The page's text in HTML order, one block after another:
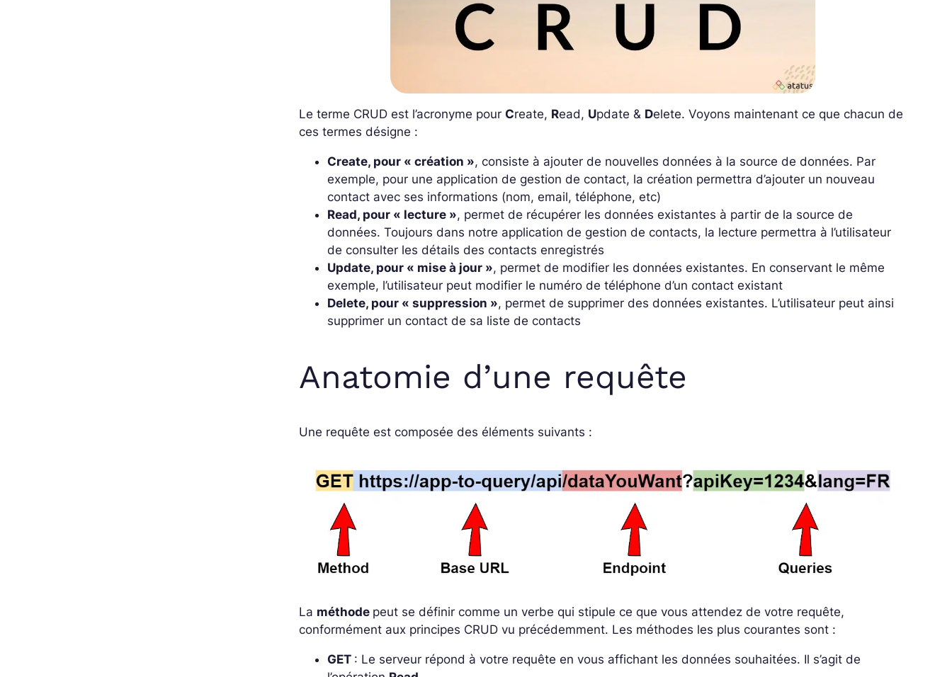
Le terme CRUD est l’acronyme pourCreate, Read, Update & Delete. Voyons maintenant ce que chacun de
ces termes désigne :
Create, pour « création », consiste à ajouter de nouvelles données à la source de données. Par
exemple, pour une application de gestion de contact, la création permettra d’ajouter un nouveau
contact avec ses informations (nom, email, téléphone, etc)
Read, pour « lecture », permet de récupérer les données existantes à partir de la source de
données. Toujours dans notre application de gestion de contacts, la lecture permettra à l’utilisateur
de consulter les détails des contacts enregistrés
Update, pour « mise à jour », permet de modifier les données existantes. En conservant le même
exemple, l’utilisateur peut modifier le numéro de téléphone d’un contact existant
Delete, pour « suppression », permet de supprimer des données existantes. L’utilisateur peut ainsi
supprimer un contact de sa liste de contacts
Anatomie d’une requête
Une requête est composée des éléments suivants :
La méthode peut se définir comme un verbe qui stipule ce que vous attendez de votre requête,
conformément aux principes CRUD vu précédemment. Les méthodes les plus courantes sont :
GET : Le serveur répond à votre requête en vous affichant les données souhaitées. Il s’agit de